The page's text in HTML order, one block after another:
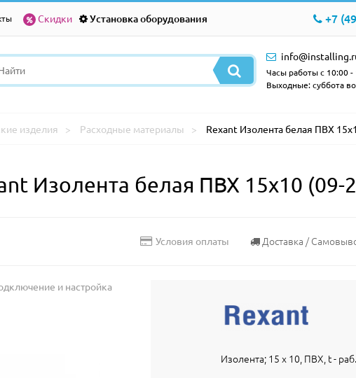
Скидки Установка оборудования +7
Часы работы с 10:00 -
Выходные: суббота
изделия Расходные материалы Rexant Изолента белая ПВХ
Изолента белая ПВХ 15х10 (09-
Условия оплаты Доставка /
и настройка
Изолента; 15 х 10, ПВХ, t -